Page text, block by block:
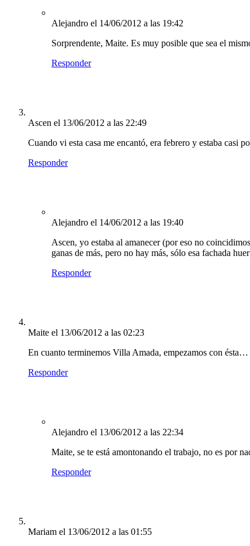
Alejandro el 14/06/2012 a las 19:42
Sorprendente, Maite. Es muy posible que sea el
Responder
Ascen el 13/06/2012 a las 22:49
Cuando vi esta casa me encantó, era febrero y estaba casi
Responder
Alejandro el 14/06/2012 a las 19:40
Ascen, yo estaba al amanecer (por eso no
ganas de más, pero no hay más, sólo esa fachada
Responder
Maite el 13/06/2012 a las 02:23
En cuanto terminemos Villa Amada, empezamos con ésta…
Responder
Alejandro el 13/06/2012 a las 22:34
Maite, se te está amontonando el trabajo, no es por
Responder
Mariam el 13/06/2012 a las 01:55